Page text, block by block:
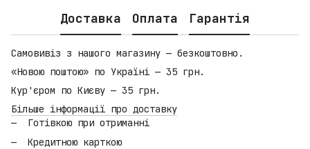
Доставка Оплата Гарантія
Самовивіз з нашого магазину — безкоштовно.
«Новою поштою» по Україні — 35 грн.
Кур'єром по Києву — 35 грн.
Більше інформації про доставку
Готівкою при отриманні
Кредитною карткою